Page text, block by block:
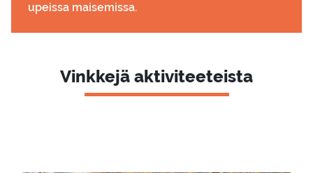
upeissa maisemissa.
Vinkkejä aktiviteeteista